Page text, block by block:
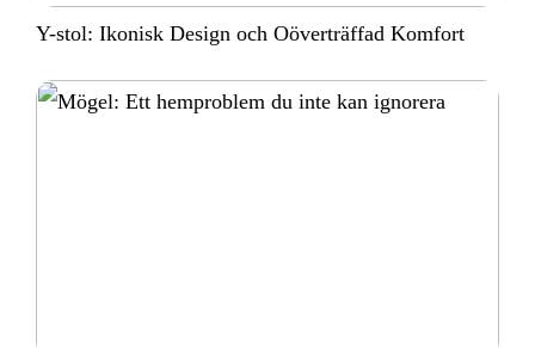
Y-stol: Ikonisk Design och Oöverträffad Komfort